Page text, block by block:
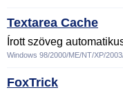
Textarea Cache
Írott szöveg
Windows 98/2000/ME/NT/XP/
FoxTrick